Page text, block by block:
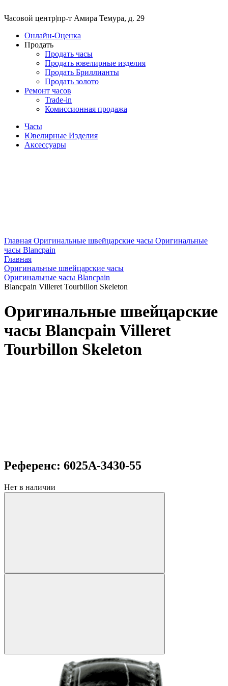
Часовой центр|пр-т Амира Темура, д. 29
Онлайн-Оценка
Продать
Продать часы
Продать ювелирные изделия
Продать Бриллианты
Продать золото
Ремонт часов
Trade-in
Комиссионная продажа
Часы
Ювелирные Изделия
Аксессуары
Главная Оригинальные швейцарские часы Оригинальные
часы Blancpain
Главная
Оригинальные швейцарские часы
Оригинальные часы Blancpain
Blancpain Villeret Tourbillon Skeleton
Оригинальные швейцарские
часы Blancpain Villeret
Tourbillon Skeleton
Референс: 6025A-3430-55
Нет в наличии